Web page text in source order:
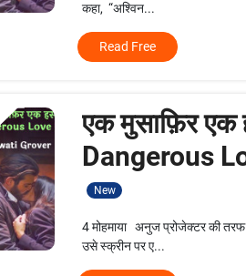
कहा, “अश्विन...
Read Free
एक मुसाफ़िर एक
Dangerous
New
4 मोहमाया अनुज प्रोजेक्टर की
उसे स्क्रीन पर ए...